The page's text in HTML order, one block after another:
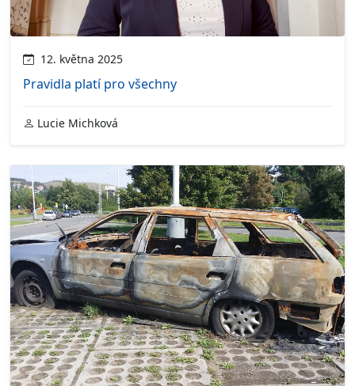
12. května 2025
Pravidla platí pro všechny
Lucie Michková